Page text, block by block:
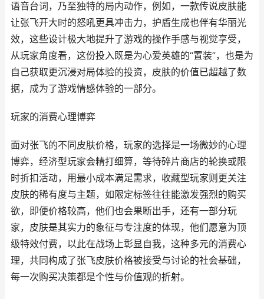
语音台词，乃至独特的局内动作，例如，一款传说皮肤能
让张飞开大时的怒吼更具冲击力，护盾生成也伴有华丽光
效，这些设计极大地提升了游戏的操作手感与视觉享受，
从玩家角度看，这份投入既是为心爱英雄的“置装”，也是为
自己获取更沉浸对局体验的投资，皮肤的价值已超越了数
据，成为了游戏情感体验的一部分。
玩家的消费心理博弈
面对张飞的不同皮肤价格，玩家的选择是一场微妙的心理
博弈，经济型玩家会精打细算，等待碎片商店的轮换或限
时折扣活动，用最小成本满足需求，收藏型玩家则更关注
皮肤的稀有度与主题，如限定标签往往能激发强烈的购买
欲，即便价格较高，他们也会果断出手，还有一部分玩
家，皮肤是其实力的象征与专注度的体现，他们愿意为顶
级特效付费，以此在战场上彰显自我，这种多元的消费心
理，共同构成了张飞皮肤价格被接受与讨论的社会基础，
每一次购买决策都是个性与价值观的折射。